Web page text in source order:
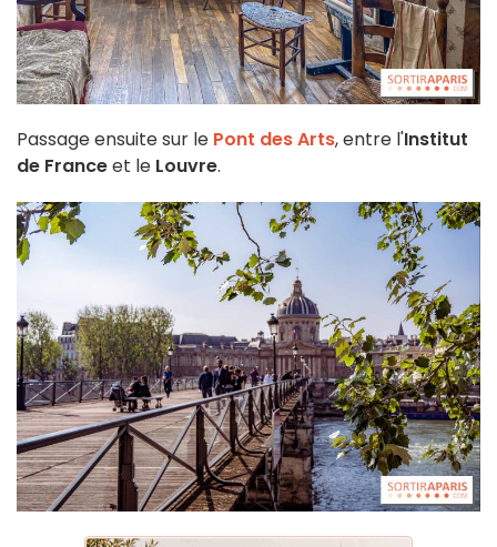
Passage ensuite sur le Pont des Arts, entre l'Institut
de Franceet le Louvre.